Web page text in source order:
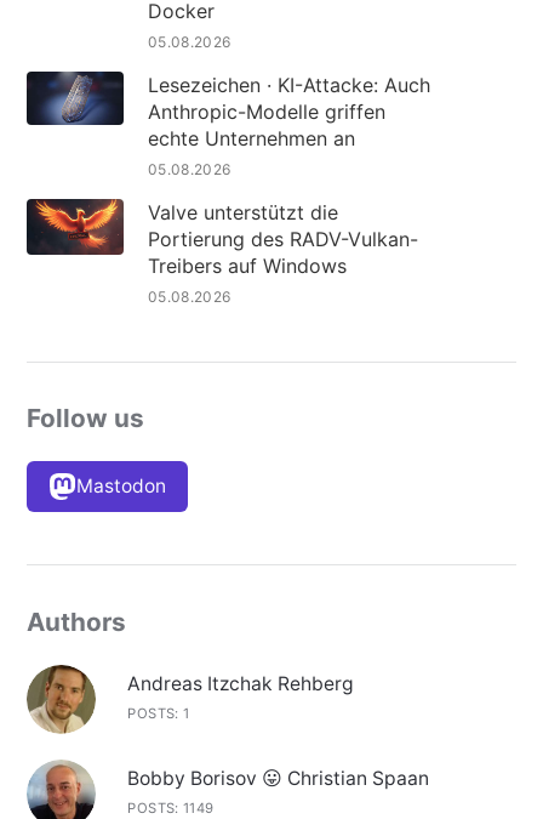
Docker
05.08.2026
Lesezeichen · KI-Attacke: Auch
Anthropic-Modelle griffen
echte Unternehmen an
05.08.2026
Valve unterstützt die
Portierung des RADV-Vulkan-
Treibers auf Windows
05.08.2026
Follow us
Mastodon
Authors
Andreas Itzchak Rehberg
POSTS: 1
Bobby Borisov 😛 Christian Spaan
POSTS: 1149